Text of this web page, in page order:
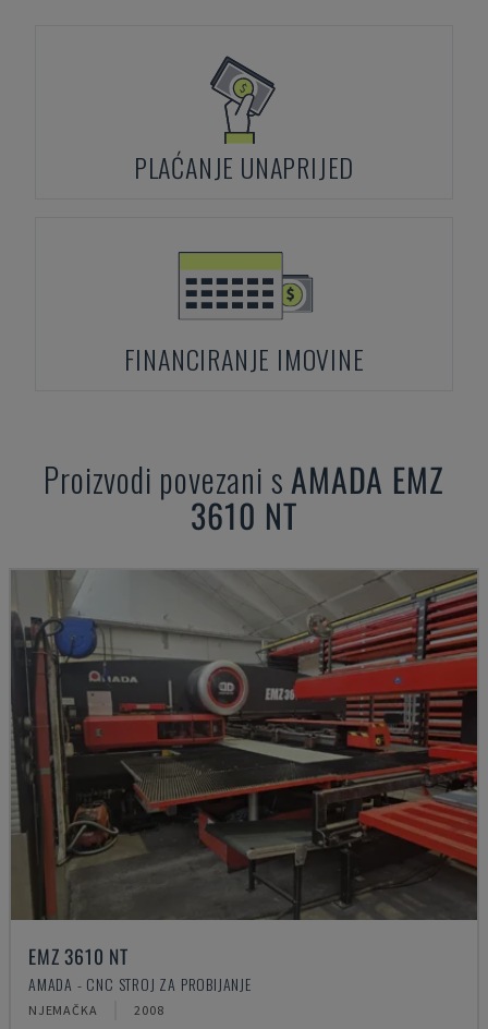
PLAĆANJE UNAPRIJED
FINANCIRANJE IMOVINE
Proizvodi povezani sAMADA EMZ
3610 NT
EMZ 3610 NT
AMADA - CNC STROJ ZA PROBIJANJE
NJEMAČKA 2008